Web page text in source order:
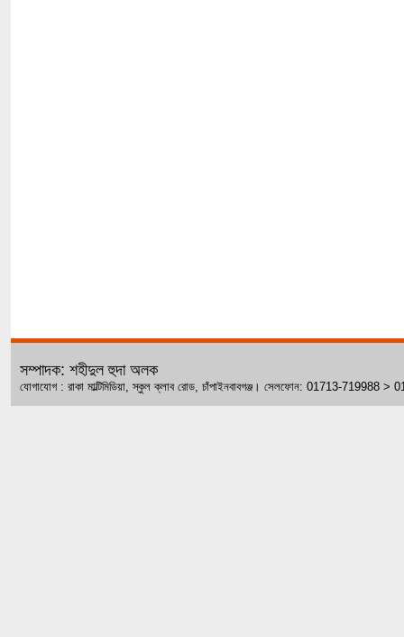
সম্পাদক: শহীদুল হুদা অলক
যোগাযোগ : রাকা মাল্টিমিডিয়া, স্কুল ক্লাব রোড, চাঁপাইনবাবগঞ্জ। সেলফোন: 01713-